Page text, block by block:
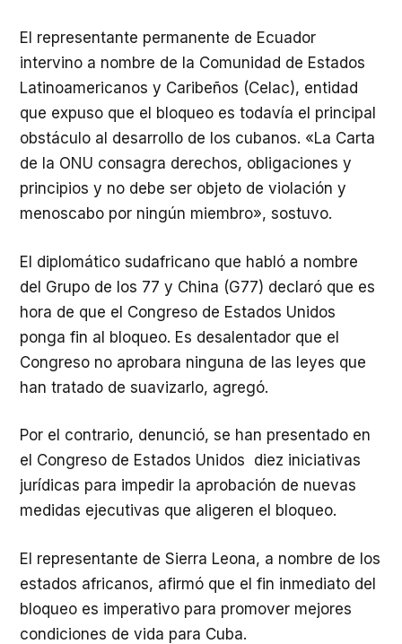
El representante permanente de Ecuador
intervino a nombre de la Comunidad de Estados
Latinoamericanos y Caribeños (Celac), entidad
que expuso que el bloqueo es todavía el principal
obstáculo al desarrollo de los cubanos. «La Carta
de la ONU consagra derechos, obligaciones y
principios y no debe ser objeto de violación y
menoscabo por ningún miembro», sostuvo.
El diplomático sudafricano que habló a nombre
del Grupo de los 77 y China (G77) declaró que es
hora de que el Congreso de Estados Unidos
ponga fin al bloqueo. Es desalentador que el
Congreso no aprobara ninguna de las leyes que
han tratado de suavizarlo, agregó.
Por el contrario, denunció, se han presentado en
el Congreso de Estados Unidos diez iniciativas
jurídicas para impedir la aprobación de nuevas
medidas ejecutivas que aligeren el bloqueo.
El representante de Sierra Leona, a nombre de los
estados africanos, afirmó que el fin inmediato del
bloqueo es imperativo para promover mejores
condiciones de vida para Cuba.